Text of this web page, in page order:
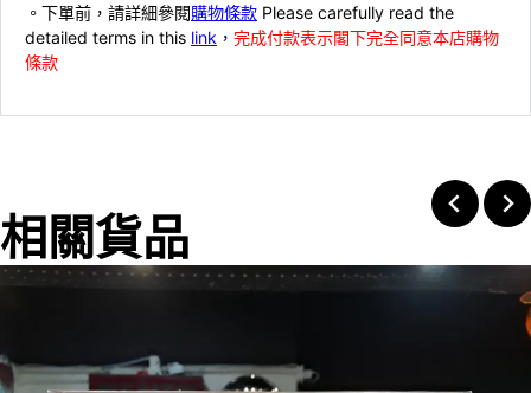
。下單前，請詳細參閱購物條款 Please carefully read the
detailed terms in this link ， 完成付款表示閣下完全同意本店購物
條款
相關貨品